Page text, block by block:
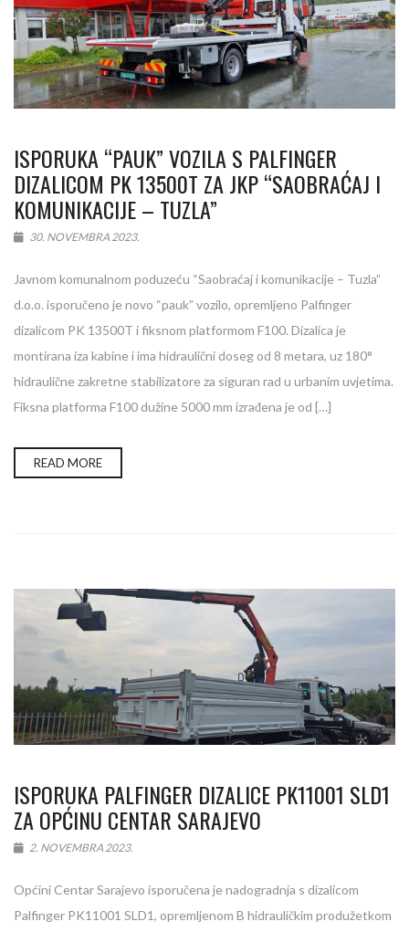
ISPORUKA “PAUK” VOZILA S PALFINGER
DIZALICOM PK 13500T ZA JKP “SAOBRAĆAJ I
KOMUNIKACIJE – TUZLA”
30. NOVEMBRA 2023.
Javnom komunalnom poduzeću “Saobraćaj i komunikacije – Tuzla”
d.o.o. isporučeno je novo “pauk” vozilo, opremljeno Palfinger
dizalicom PK 13500T i fiksnom platformom F100. Dizalica je
montirana iza kabine i ima hidraulični doseg od 8 metara, uz 180°
hidraulične zakretne stabilizatore za siguran rad u urbanim uvjetima.
Fiksna platforma F100 dužine 5000 mm izrađena je od […]
READ MORE
ISPORUKA PALFINGER DIZALICE PK11001 SLD1
ZA OPĆINU CENTAR SARAJEVO
2. NOVEMBRA 2023.
Općini Centar Sarajevo isporučena je nadogradnja s dizalicom
Palfinger PK11001 SLD1, opremljenom B hidrauličkim produžetkom